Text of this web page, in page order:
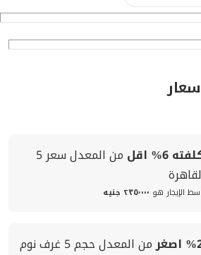
6% اقل من المعدلسعر5
الإيجار هو ٢٣٥٬٠٠٠ جنيه
اصغرمن المعدلحجم
5 غرف نوم